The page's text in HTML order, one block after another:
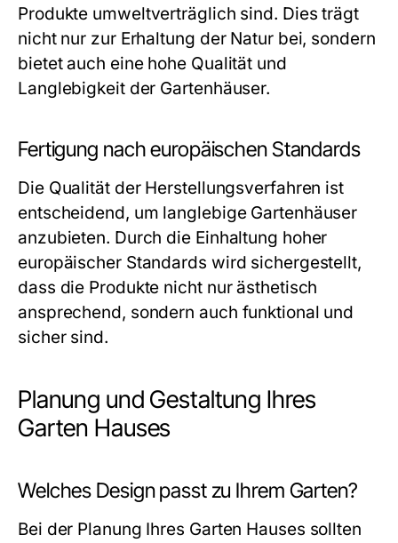
Produkte umweltverträglich sind. Dies trägt
nicht nur zur Erhaltung der Natur bei, sondern
bietet auch eine hohe Qualität und
Langlebigkeit der Gartenhäuser.
Fertigung nach europäischen Standards
Die Qualität der Herstellungsverfahren ist
entscheidend, um langlebige Gartenhäuser
anzubieten. Durch die Einhaltung hoher
europäischer Standards wird sichergestellt,
dass die Produkte nicht nur ästhetisch
ansprechend, sondern auch funktional und
sicher sind.
Planung und Gestaltung Ihres
Garten Hauses
Welches Design passt zu Ihrem Garten?
Bei der Planung Ihres Garten Hauses sollten